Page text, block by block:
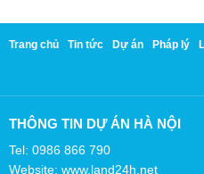
Trang chủ Tin tức Dự án Pháp lý
THÔNG TIN DỰ ÁN HÀ NỘI
Tel: 0986 866 790
Website: www.land24h.net